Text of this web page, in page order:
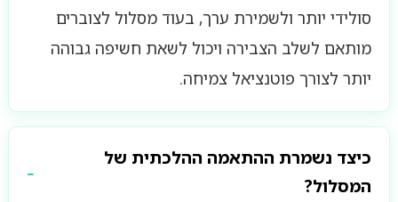
סולידי יותר ולשמירת ערך, בעוד מסלול לצוברים
מותאם לשלב הצבירה ויכול לשאת חשיפה גבוהה
יותר לצורך פוטנציאל צמיחה.
כיצד נשמרת ההתאמה ההלכתית של
המסלול?